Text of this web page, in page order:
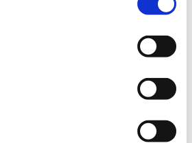
DEFEATING IPSWICH TOWN
30 Jul 2026